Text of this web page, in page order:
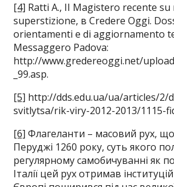
[4] Ratti А., II Magistero recente su
superstizione, в Credere Oggi.
orientamenti e di aggiornamento
Messaggero Padova:
http://www.gredereoggi.net/
_99.asp.
[5] http://dds.edu.ua/ua/articles/2/
svitlytsa/rik-viry-2012-2013/1115-
[6] Флагеланти – масовий рух,
Перуджі 1260 року, суть якого
регулярному самобичуванні як
Італії цей рух отримав